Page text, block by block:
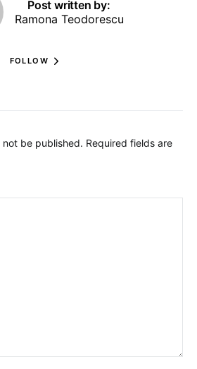
Post written by:
Ramona Teodorescu
FOLLOW
not be published. Required fields are